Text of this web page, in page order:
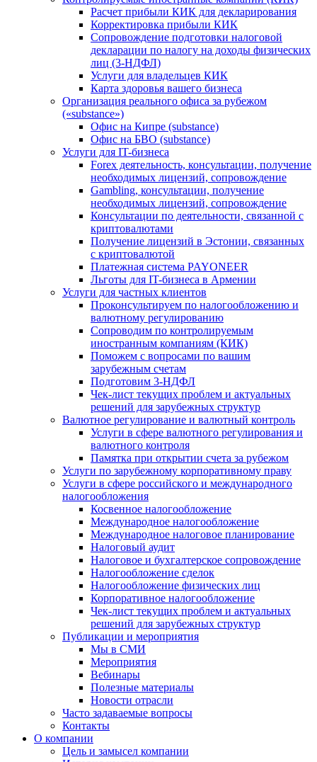
Расчет прибыли КИК для декларирования
Корректировка прибыли КИК
Сопровождение подготовки налоговой
декларации по налогу на доходы физических
лиц (3-НДФЛ)
Услуги для владельцев КИК
Карта здоровья вашего бизнеса
Организация реального офиса за рубежом
(«substance»)
Офис на Кипре (substance)
Офис на БВО (substance)
Услуги для IT-бизнеса
Forex деятельность, консультации, получение
необходимых лицензий, сопровождение
Gambling, консультации, получение
необходимых лицензий, сопровождение
Консультации по деятельности, связанной с
криптовалютами
Получение лицензий в Эстонии, связанных
с криптовалютой
Платежная система PAYONEER
Льготы для IT-бизнеса в Армении
Услуги для частных клиентов
Проконсультируем по налогообложению и
валютному регулированию
Сопроводим по контролируемым
иностранным компаниям (КИК)
Поможем с вопросами по вашим
зарубежным счетам
Подготовим 3-НДФЛ
Чек-лист текущих проблем и актуальных
решений для зарубежных структур
Валютное регулирование и валютный контроль
Услуги в сфере валютного регулирования и
валютного контроля
Памятка при открытии счета за рубежом
Услуги по зарубежному корпоративному праву
Услуги в сфере российского и международного
налогообложения
Косвенное налогообложение
Международное налогообложение
Международное налоговое планирование
Налоговый аудит
Налоговое и бухгалтерское сопровождение
Налогообложение сделок
Налогообложение физических лиц
Корпоративное налогообложение
Чек-лист текущих проблем и актуальных
решений для зарубежных структур
Публикации и мероприятия
Мы в СМИ
Мероприятия
Вебинары
Полезные материалы
Новости отрасли
Часто задаваемые вопросы
Контакты
О компании
Цель и замысел компании